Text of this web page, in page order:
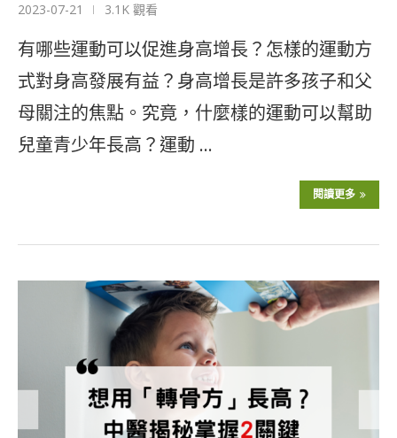
2023-07-21 3.1K 觀看
有哪些運動可以促進身高增長？怎樣的運動方
式對身高發展有益？身高增長是許多孩子和父
母關注的焦點。究竟，什麼樣的運動可以幫助
兒童青少年長高？運動 …
閱讀更多